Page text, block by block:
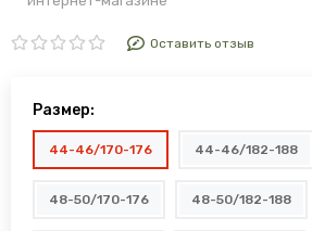
Оставить отзыв
Размер:
44-46/170-176 44-46/182-188
48-50/170-176 48-50/182-188